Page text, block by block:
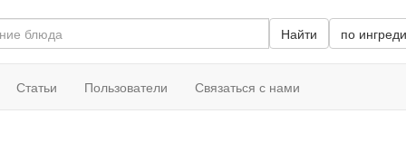
Найти по
Статьи Пользователи Связаться с нами